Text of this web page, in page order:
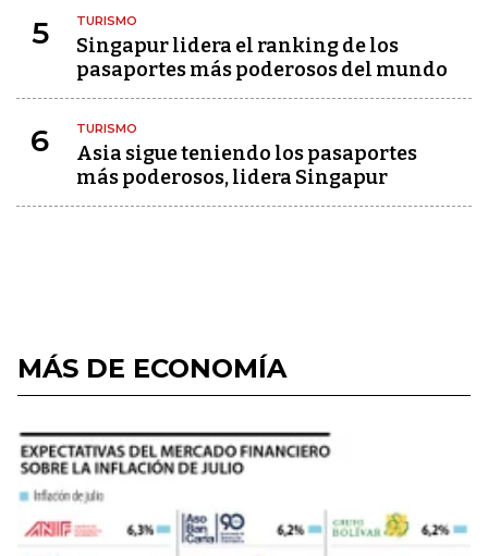
5 TURISMO
Singapur lidera el ranking de los
pasaportes más poderosos del mundo
6 TURISMO
Asia sigue teniendo los pasaportes
más poderosos, lidera Singapur
MÁS DE ECONOMÍA